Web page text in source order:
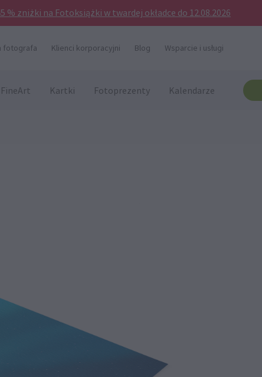
% zniżki na Fotoksiążki w twardej okładce do 12.08.2026
fotografa Klienci korporacyjni Blog Wsparcie i usługi
Kartki Fotoprezenty Kalendarze